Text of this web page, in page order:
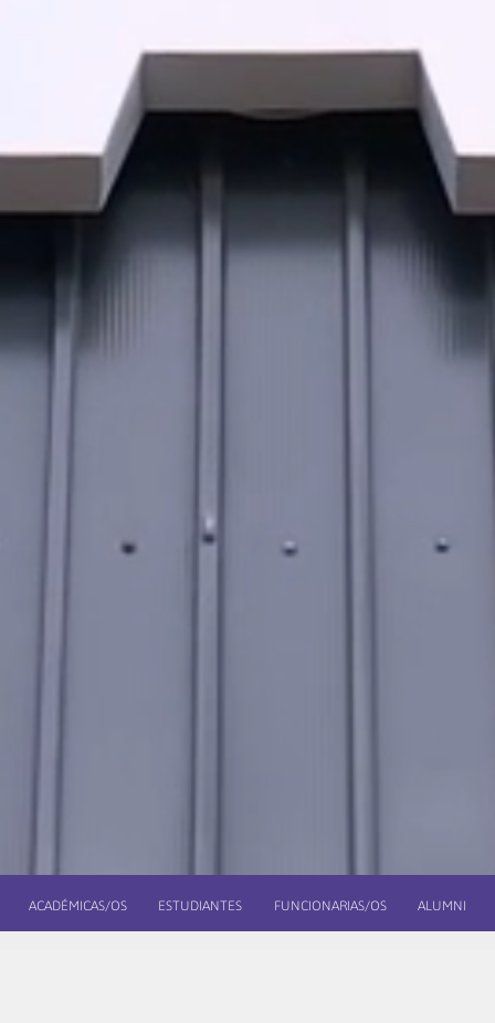
ACADÉMICAS/OS ESTUDIANTES FUNCIONARIAS/OS ALUMNI